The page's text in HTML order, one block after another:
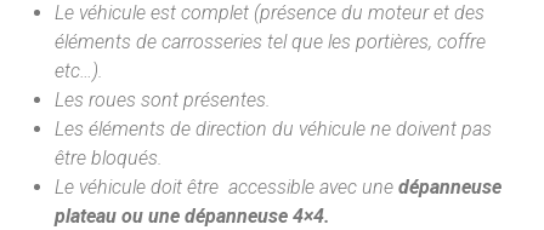
Le véhicule est complet (présence du moteur et des
éléments de carrosseries tel que les portières, coffre
etc…).
Les roues sont présentes.
Les éléments de direction du véhicule ne doivent pas
être bloqués.
Le véhicule doit être accessible avec une dépanneuse
plateau ou une dépanneuse 4×4.